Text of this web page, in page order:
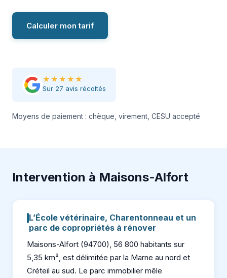
Calculer mon tarif
★★★★★
Sur 27 avis récoltés
Moyens de paiement : chèque, virement, CESU accepté
Intervention à Maisons-Alfort
L’École vétérinaire, Charentonneau et un
parc de copropriétés à rénover
Maisons-Alfort (94700), 56 800 habitants sur
5,35 km², est délimitée par la Marne au nord et
Créteil au sud. Le parc immobilier mêle